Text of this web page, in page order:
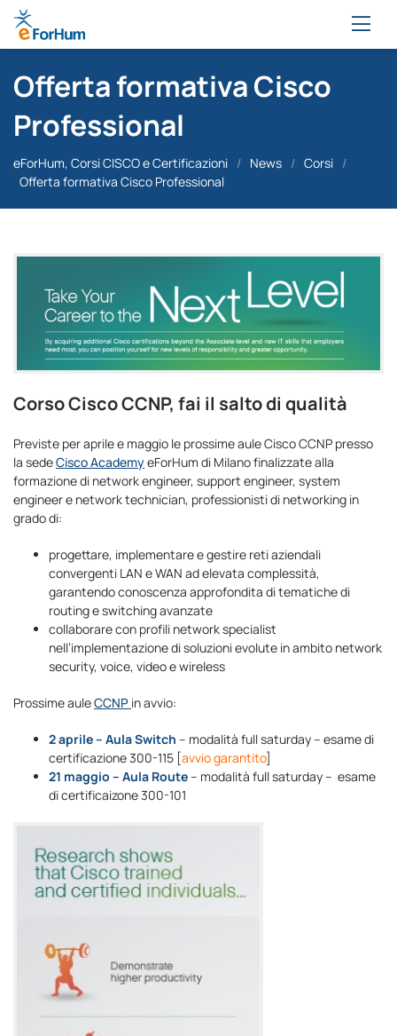
Offerta formativa Cisco
Professional
eForHum, Corsi CISCO e Certificazioni / News / Corsi /
Offerta formativa Cisco Professional
Corso Cisco CCNP, fai il salto di qualità
Previste per aprile e maggio le prossime aule Cisco CCNP presso
la sedeCisco AcademyeForHum di Milano finalizzate alla
formazione di network engineer, support engineer, system
engineer e network technician, professionisti di networking in
grado di:
progettare, implementare e gestire reti aziendali
convergenti LAN e WAN ad elevata complessità,
garantendo conoscenza approfondita di tematiche di
routing e switching avanzate
collaborare con profili network specialist
nell’implementazione di soluzioni evolute in ambito network
security, voice, video e wireless
Prossime auleCCNP in avvio:
2aprile – Aula Switch – modalità full saturday – esame di
certificazione 300-115 [avvio garantito]
21 maggio – Aula Route– modalità full saturday – esame
di certificaizone 300-101